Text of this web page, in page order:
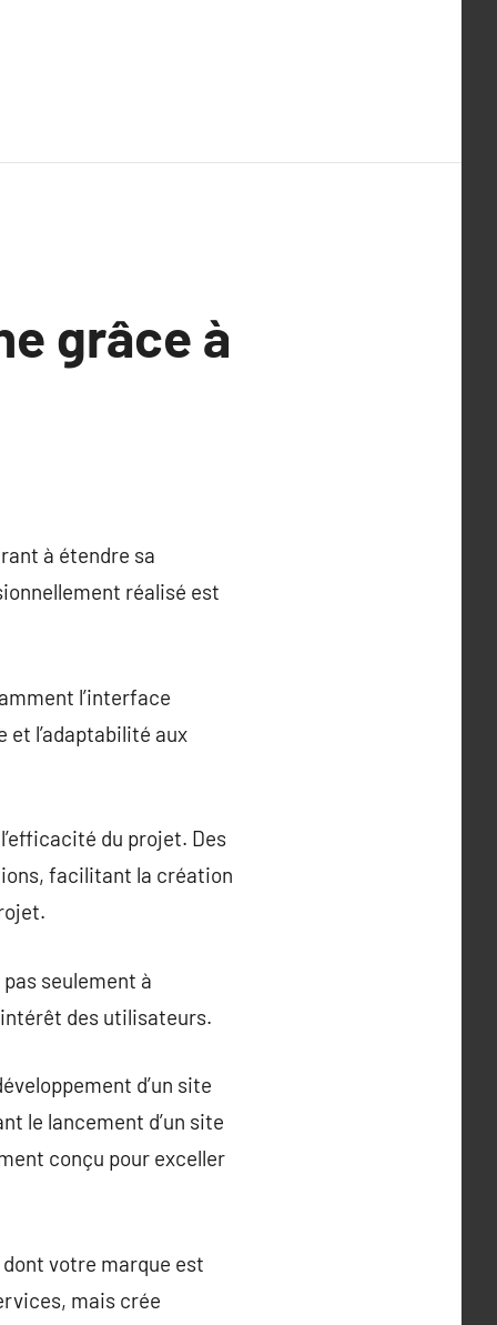
grâce à
à étendre sa
réalisé est
l’interface
et l’adaptabilité aux
du projet. Des
facilitant la création
seulement à
des utilisateurs.
d’un site
le lancement d’un site
conçu pour exceller
votre marque est
mais crée